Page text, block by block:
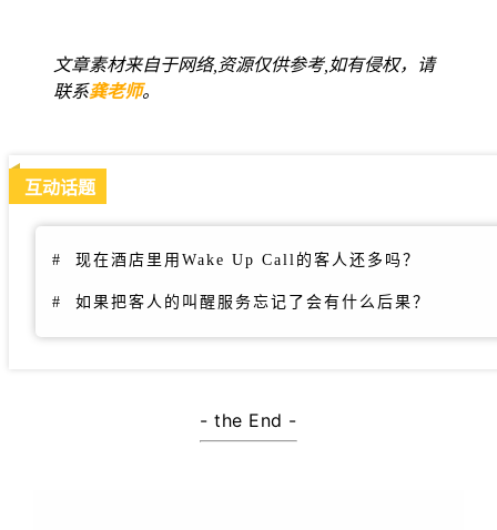
文章素材来自于网络,资源仅供参考,如有侵权，请
联系龚老师。
互动话题
# 现在酒店里用Wake Up Call的客人还多吗？
# 如果把客人的叫醒服务忘记了会有什么后果？
- the End -